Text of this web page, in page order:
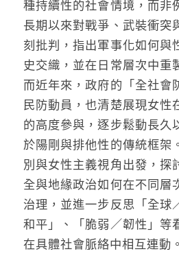
種持續性的社會情境，而非
長期以來對戰爭、武裝衝突
刻批判，指出軍事化如何與
史交織，並在日常層次中重
而近年來，政府的「全社會
民防動員，也清楚展現女性
的高度參與，逐步鬆動長久
於陽剛與排他性的傳統框架
別與女性主義視角出發，探
全與地緣政治如何在不同層
治理，並進一步反思「全球
和平」、「脆弱／韌性」等
在具體社會脈絡中相互連動。